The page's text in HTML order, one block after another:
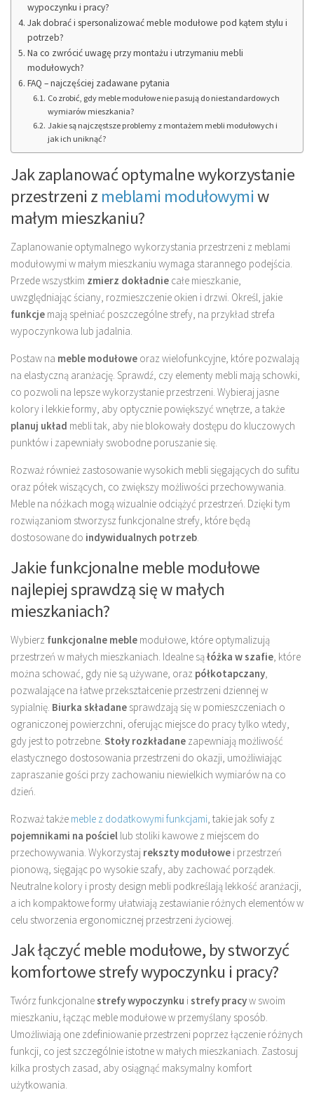
wypoczynku i pracy?
Jak dobrać i spersonalizować meble modułowe pod kątem stylu i
potrzeb?
Na co zwrócić uwagę przy montażu i utrzymaniu mebli
modułowych?
FAQ – najczęściej zadawane pytania
Co zrobić, gdy meble modułowe nie pasują do niestandardowych
wymiarów mieszkania?
Jakie są najczęstsze problemy z montażem mebli modułowych i
jak ich uniknąć?
Jak zaplanować optymalne wykorzystanie
przestrzeni z meblami modułowymiw
małym mieszkaniu?
Zaplanowanie optymalnego wykorzystania przestrzeni z meblami
modułowymi w małym mieszkaniu wymaga starannego podejścia.
Przede wszystkim zmierz dokładnie całe mieszkanie,
uwzględniając ściany, rozmieszczenie okien i drzwi. Określ, jakie
funkcje mają spełniać poszczególne strefy, na przykład strefa
wypoczynkowa lub jadalnia.
Postaw na meble modułowe oraz wielofunkcyjne, które pozwalają
na elastyczną aranżację. Sprawdź, czy elementy mebli mają schowki,
co pozwoli na lepsze wykorzystanie przestrzeni. Wybieraj jasne
kolory i lekkie formy, aby optycznie powiększyć wnętrze, a także
planuj układ mebli tak, aby nie blokowały dostępu do kluczowych
punktów i zapewniały swobodne poruszanie się.
Rozważ również zastosowanie wysokich mebli sięgających do sufitu
oraz półek wiszących, co zwiększy możliwości przechowywania.
Meble na nóżkach mogą wizualnie odciążyć przestrzeń. Dzięki tym
rozwiązaniom stworzysz funkcjonalne strefy, które będą
dostosowane do indywidualnych potrzeb
Jakie funkcjonalne meble modułowe
najlepiej sprawdzą się w małych
mieszkaniach?
Wybierz funkcjonalne meble modułowe, które optymalizują
przestrzeń w małych mieszkaniach. Idealne sąłóżka w szafie , które
można schować, gdy nie są używane, oraz półkotapczany
pozwalające na łatwe przekształcenie przestrzeni dziennej w
sypialnię. Biurka składane sprawdzają się w pomieszczeniach o
ograniczonej powierzchni, oferując miejsce do pracy tylko wtedy,
gdy jest to potrzebne. Stoły rozkładane zapewniają możliwość
elastycznego dostosowania przestrzeni do okazji, umożliwiając
zapraszanie gości przy zachowaniu niewielkich wymiarów na co
dzień.
Rozważ także meble z dodatkowymi funkcjami , takie jak sofy z
pojemnikami na pościel lub stoliki kawowe z miejscem do
przechowywania. Wykorzystaj rekszty modułowe i przestrzeń
pionową, sięgając po wysokie szafy, aby zachować porządek.
Neutralne kolory i prosty design mebli podkreślają lekkość aranżacji,
a ich kompaktowe formy ułatwiają zestawianie różnych elementów w
celu stworzenia ergonomicznej przestrzeni życiowej.
Jak łączyć meble modułowe, by stworzyć
komfortowe strefy wypoczynku i pracy?
Twórz funkcjonalnestrefy wypoczynku istrefy pracyw swoim
mieszkaniu, łącząc meble modułowe w przemyślany sposób.
Umożliwiają one zdefiniowanie przestrzeni poprzez łączenie różnych
funkcji, co jest szczególnie istotne w małych mieszkaniach. Zastosuj
kilka prostych zasad, aby osiągnąć maksymalny komfort
użytkowania.